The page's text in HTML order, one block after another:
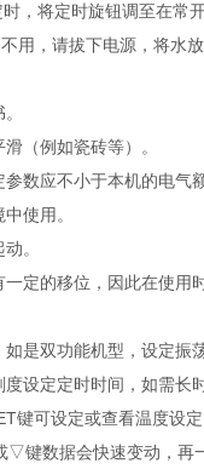
，将定时旋钮调至在常
用，请拔下电源，将水
（例如瓷砖等）。
应不小于本机的电气额
使用。
。
的移位，因此在使用时
双功能机型，设定振荡
定定时时间，如需长时
可设定或查看温度设
数据会快速变动，再